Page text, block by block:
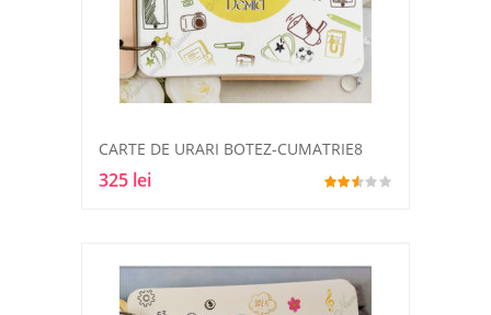
CARTE DE URARI BOTEZ-CUMATRIE8
325 lei